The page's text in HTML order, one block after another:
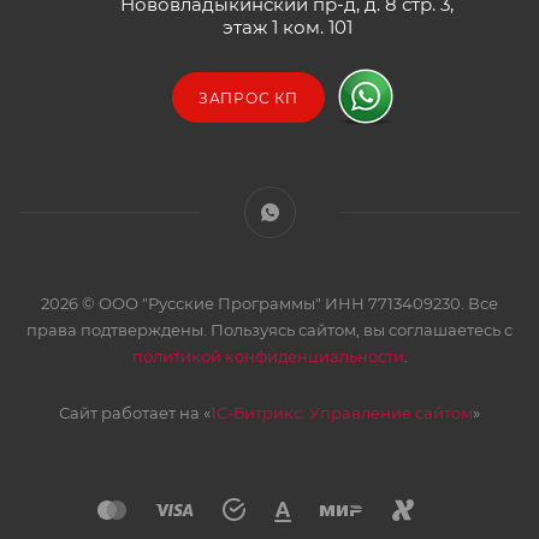
этаж 1 ком. 101
ЗАПРОС КП
2026 © ООО "Русские Программы" ИНН 7713409230. Все
права подтверждены. Пользуясь сайтом, вы соглашаетесь с
политикой конфиденциальности
Сайт работает на «1С-Битрикс: Управление сайтом»